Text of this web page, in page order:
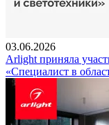
03.06.2026
Arlight приняла
«Специалист в